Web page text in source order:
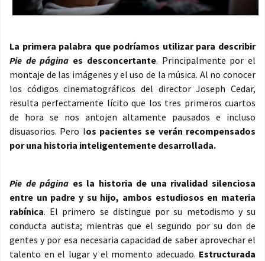
La primera palabra que podríamos utilizar para describir
Pie de página es desconcertante. Principalmente por el
montaje de las imágenes y el uso de la música. Al no conocer
los códigos cinematográficos del director Joseph Cedar,
resulta perfectamente lícito que los tres primeros cuartos
de hora se nos antojen altamente pausados e incluso
disuasorios. Pero los pacientes se verán recompensados
por una historia inteligentemente desarrollada.
Pie de página es la historia de una rivalidad silenciosa
entre un padre y su hijo, ambos estudiosos en materia
rabínica. El primero se distingue por su metodismo y su
conducta autista; mientras que el segundo por su don de
gentes y por esa necesaria capacidad de saber aprovechar el
talento en el lugar y el momento adecuado. Estructurada